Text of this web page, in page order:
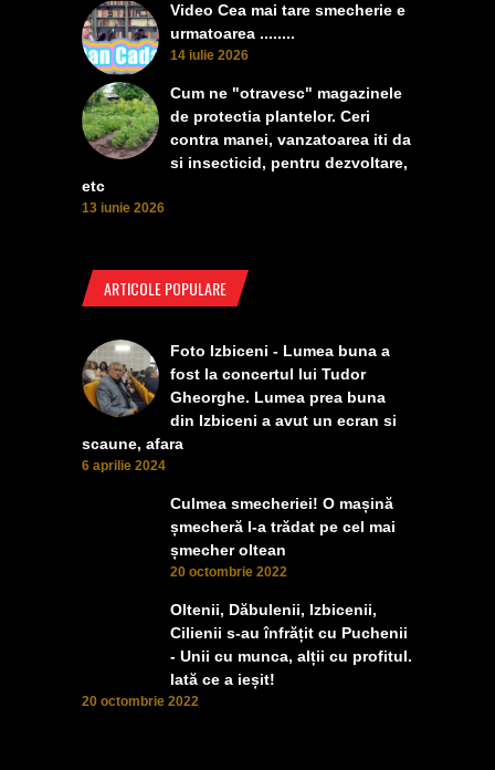
Video Cea mai tare smecherie e
urmatoarea ........
14 iulie 2026
Cum ne "otravesc" magazinele
de protectia plantelor. Ceri
contra manei, vanzatoarea iti da
si insecticid, pentru dezvoltare,
etc
13 iunie 2026
ARTICOLE POPULARE
Foto Izbiceni - Lumea buna a
fost la concertul lui Tudor
Gheorghe. Lumea prea buna
din Izbiceni a avut un ecran si
scaune, afara
6 aprilie 2024
Culmea smecheriei! O mașină
șmecheră l-a trădat pe cel mai
șmecher oltean
20 octombrie 2022
Oltenii, Dăbulenii, Izbicenii,
Cilienii s-au înfrățit cu Puchenii
- Unii cu munca, alții cu profitul.
Iată ce a ieșit!
20 octombrie 2022